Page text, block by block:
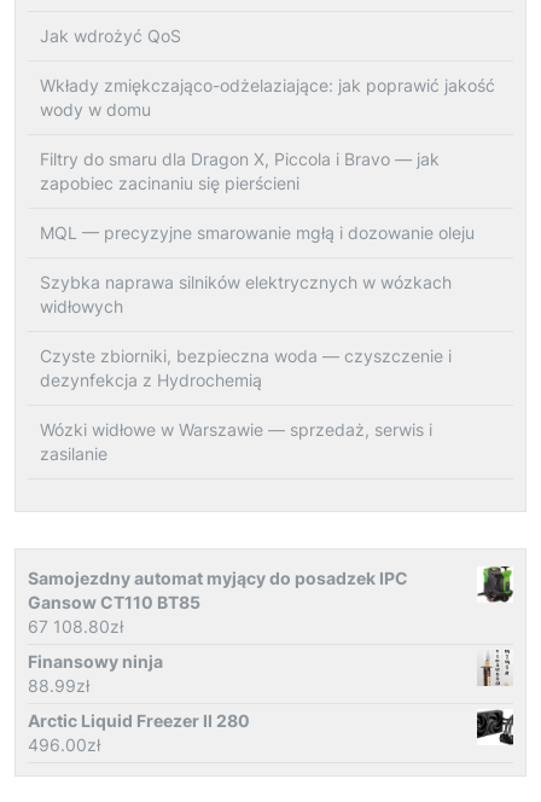
Jak wdrożyć QoS
Wkłady zmiękczająco-odżelaziające: jak poprawić jakość
wody w domu
Filtry do smaru dla Dragon X, Piccola i Bravo — jak
zapobiec zacinaniu się pierścieni
MQL — precyzyjne smarowanie mgłą i dozowanie oleju
Szybka naprawa silników elektrycznych w wózkach
widłowych
Czyste zbiorniki, bezpieczna woda — czyszczenie i
dezynfekcja z Hydrochemią
Wózki widłowe w Warszawie — sprzedaż, serwis i
zasilanie
Samojezdny automat myjący do posadzek IPC
Gansow CT110 BT85
67 108.80zł
Finansowy ninja
88.99zł
Arctic Liquid Freezer II 280
496.00zł